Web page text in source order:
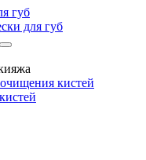
губ
для губ
кистей